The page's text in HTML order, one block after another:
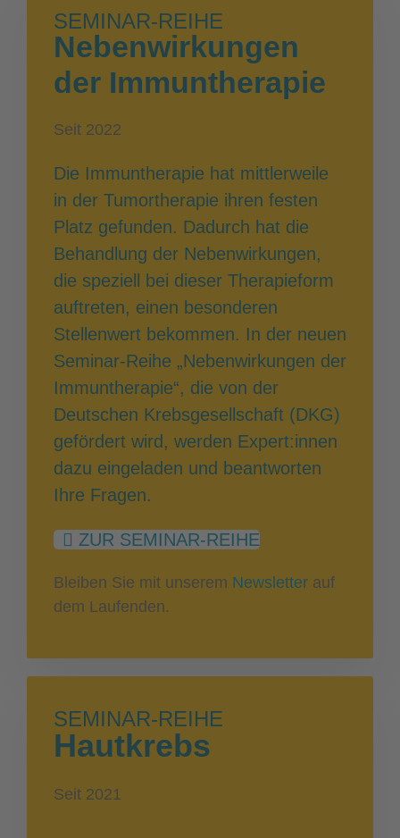
SEMINAR-REIHE
Nebenwirkungen
der Immuntherapie
Seit 2022
Die Immuntherapie hat mittlerweile
in der Tumortherapie ihren festen
Platz gefunden. Dadurch hat die
Behandlung der Nebenwirkungen,
die speziell bei dieser Therapieform
auftreten, einen besonderen
Stellenwert bekommen. In der neuen
Seminar-Reihe „Nebenwirkungen der
Immuntherapie“, die von der
Deutschen Krebsgesellschaft (DKG)
gefördert wird, werden Expert:innen
dazu eingeladen und beantworten
Ihre Fragen.
ZUR SEMINAR-REIHE
Bleiben Sie mit unserem Newsletter auf
dem Laufenden.
SEMINAR-REIHE
Hautkrebs
Seit 2021